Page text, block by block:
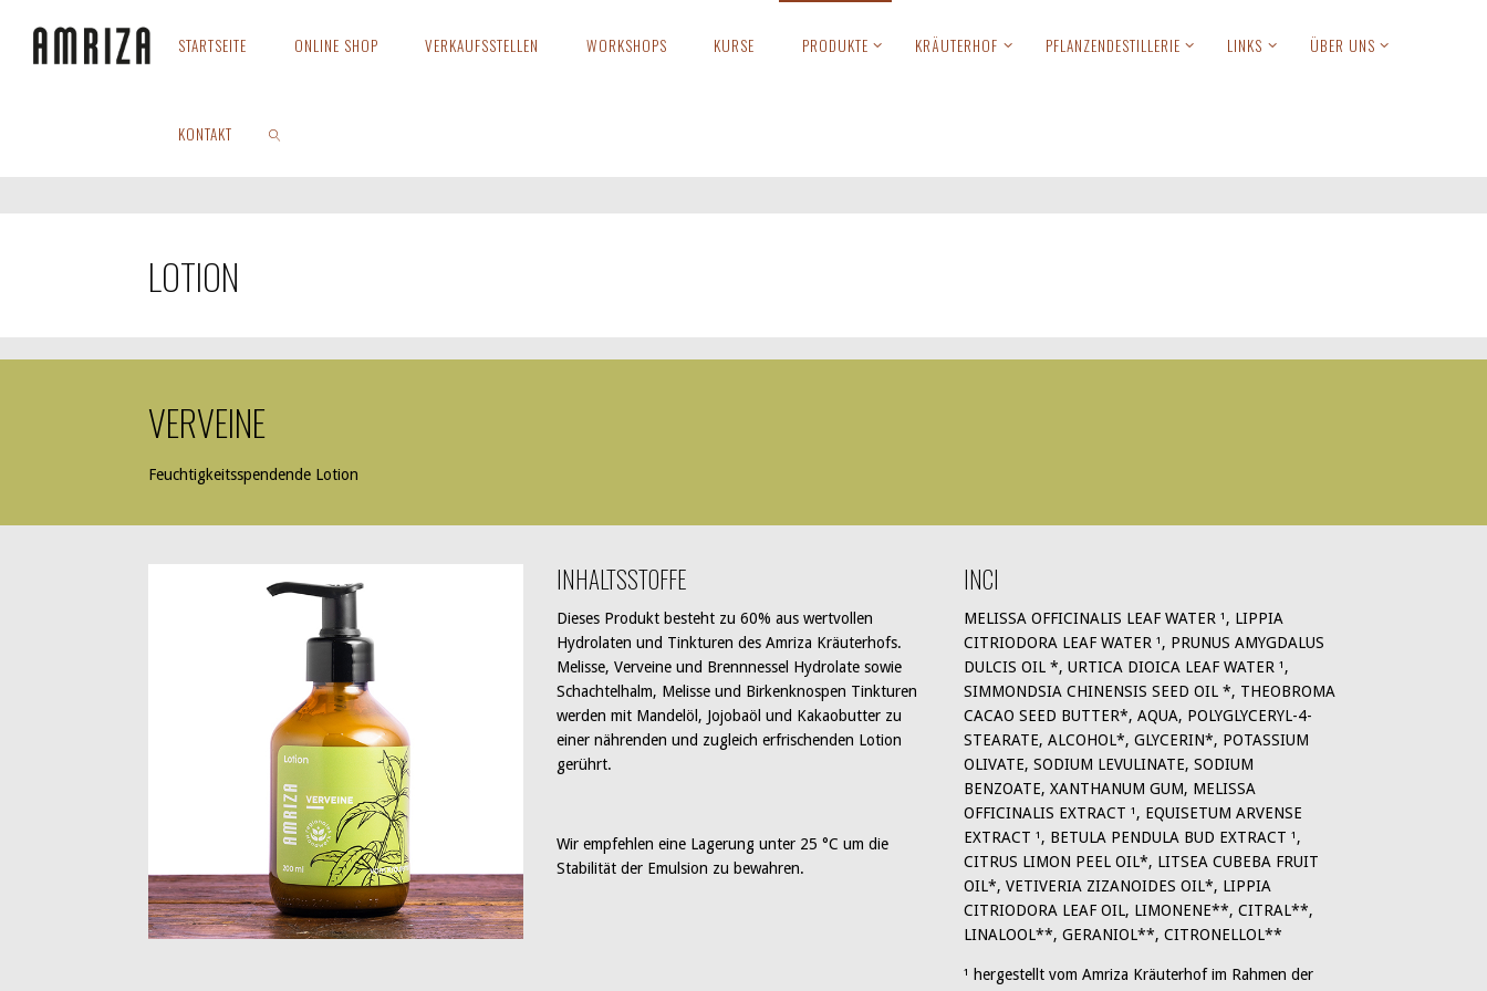
Inhalt
springen
STARTSEITE ONLINE SHOP VERKAUFSSTELLEN WORKSHOPS KURSE PRODUKTE KRÄUTERHOF PFLANZENDESTILLERIE LINKS ÜBER UNS
KONTAKT
LOTION
VERVEINE
Feuchtigkeitsspendende Lotion
INHALTSSTOFFE
Dieses Produkt besteht zu 60% aus wertvollen
Hydrolaten und Tinkturen des Amriza Kräuterhofs.
Melisse, Verveine und Brennnessel Hydrolate sowie
Schachtelhalm, Melisse und Birkenknospen Tinkturen
werden mit Mandelöl, Jojobaöl und Kakaobutter zu
einer nährenden und zugleich erfrischenden Lotion
gerührt.
Wir empfehlen eine Lagerung unter 25 °C um die
Stabilität der Emulsion zu bewahren.
INCI
MELISSA OFFICINALIS LEAF WATER ¹, LIPPIA
CITRIODORA LEAF WATER ¹, PRUNUS AMYGDALUS
DULCIS OIL *, URTICA DIOICA LEAF WATER ¹,
SIMMONDSIA CHINENSIS SEED OIL *, THEOBROMA
CACAO SEED BUTTER*, AQUA, POLYGLYCERYL-4-
STEARATE, ALCOHOL*, GLYCERIN*, POTASSIUM
OLIVATE, SODIUM LEVULINATE, SODIUM
BENZOATE, XANTHANUM GUM, MELISSA
OFFICINALIS EXTRACT ¹, EQUISETUM ARVENSE
EXTRACT ¹, BETULA PENDULA BUD EXTRACT ¹,
CITRUS LIMON PEEL OIL*, LITSEA CUBEBA FRUIT
OIL*, VETIVERIA ZIZANOIDES OIL*, LIPPIA
CITRIODORA LEAF OIL, LIMONENE**, CITRAL**,
LINALOOL**, GERANIOL**, CITRONELLOL**
¹ hergestellt vom Amriza Kräuterhof im Rahmen der